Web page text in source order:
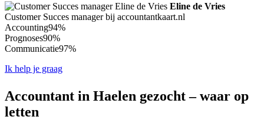
Eline de Vries
Customer Succes manager bij accountantkaart.nl
Accounting94%
Prognoses90%
Communicatie97%
Ik help je graag
Accountant in Haelen gezocht – waar op
letten